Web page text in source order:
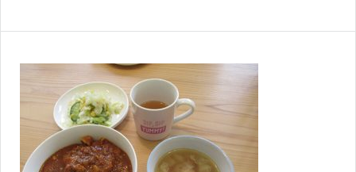
証明書・申請
職員採用
情報